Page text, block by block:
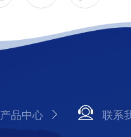
产品中心 联系